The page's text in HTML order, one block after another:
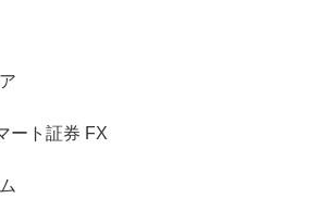
ート証券 FX